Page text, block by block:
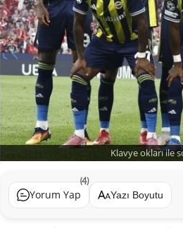
Klavye okları ile
Yorum Yap
(4)
Yazı Boyutu